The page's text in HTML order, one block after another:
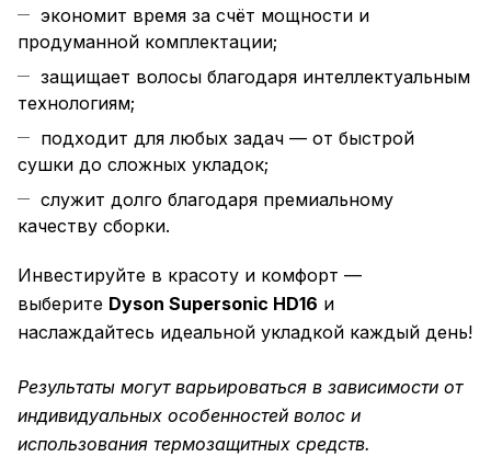
экономит время за счёт мощности и
продуманной комплектации;
защищает волосы благодаря интеллектуальным
технологиям;
подходит для любых задач — от быстрой
сушки до сложных укладок;
служит долго благодаря премиальному
качеству сборки.
Инвестируйте в красоту и комфорт —
выберите Dyson Supersonic HD16 и
наслаждайтесь идеальной укладкой каждый день!
Результаты могут варьироваться в зависимости от
индивидуальных особенностей волос и
использования термозащитных средств.